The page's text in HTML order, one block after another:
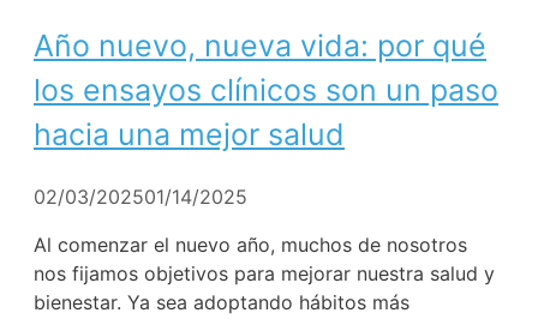
Año nuevo, nueva vida: por qué
los ensayos clínicos son un paso
hacia una mejor salud
02/03/202501/14/2025
Al comenzar el nuevo año, muchos de nosotros
nos fijamos objetivos para mejorar nuestra salud y
bienestar. Ya sea adoptando hábitos más